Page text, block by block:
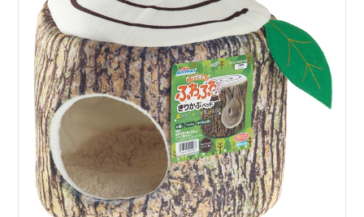
サイトマップ English